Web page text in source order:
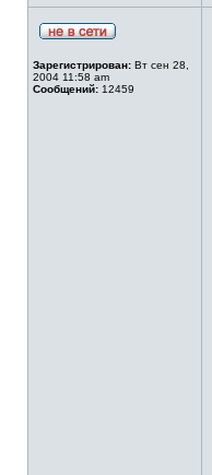
Зарегистрирован: Вт сен 28,
2004 11:58 am
Сообщений: 12459